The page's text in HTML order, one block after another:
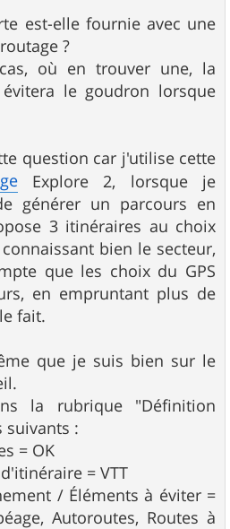
est-elle fournie avec une
?
où en trouver une, la
le goudron lorsque
question car j'utilise cette
Explore 2, lorsque je
générer un parcours en
3 itinéraires au choix
bien le secteur,
que les choix du GPS
en empruntant plus de
fait.
que je suis bien sur le
la rubrique "Définition
suivants :
= OK
= VTT
/ Éléments à éviter =
Autoroutes, Routes à